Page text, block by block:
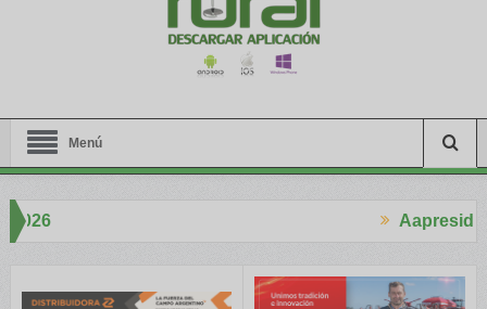
Menú
Aapresid